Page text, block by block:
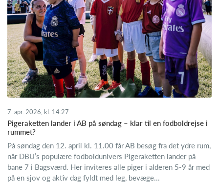
7. apr. 2026, kl. 14.27
Pigeraketten lander i AB på søndag – klar til en fodboldrejse i
rummet?
På søndag den 12. april kl. 11.00 får AB besøg fra det ydre rum,
når DBU’s populære fodboldunivers Pigeraketten lander på
bane 7 i Bagsværd. Her inviteres alle piger i alderen 5-9 år med
på en sjov og aktiv dag fyldt med leg, bevæge...